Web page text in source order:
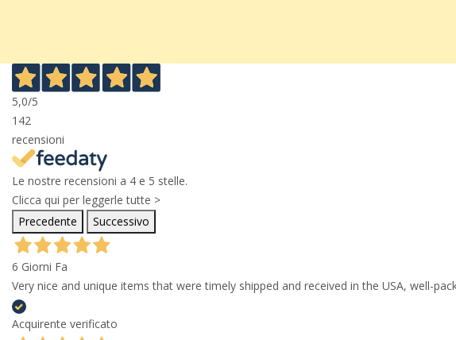
5,0/5
142
recensioni
Le nostre recensioni a 4 e 5 stelle.
Clicca qui per leggerle tutte >
Precedente
Successivo
6 Giorni Fa
Very nice and unique items that were timely shipped and received in the USA, well-
Acquirente verificato